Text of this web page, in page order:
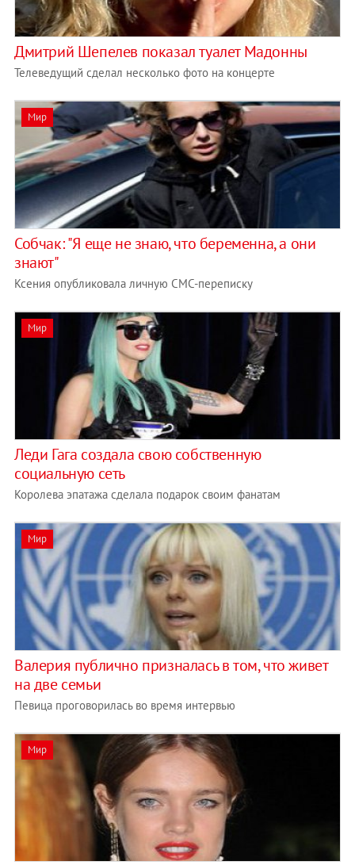
Дмитрий Шепелев показал туалет Мадонны
Телеведущий сделал несколько фото на концерте
Мир
Собчак: "Я еще не знаю, что беременна, а они
знают"
Ксения опубликовала личную СМС-переписку
Мир
Леди Гага создала свою собственную
социальную сеть
Королева эпатажа сделала подарок своим фанатам
Мир
Валерия публично призналась в том, что живет
на две семьи
Певица проговорилась во время интервью
Мир